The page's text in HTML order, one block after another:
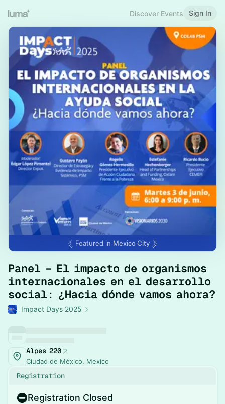
Discover Events Sign In
Featured in Mexico City
Panel – El impacto de organismos
internacionales en el desarrollo
social: ¿Hacia dónde vamos ahora?
Impact Days 2025
Alpes 220
Ciudad de México, Mexico
Registration
Registration Closed